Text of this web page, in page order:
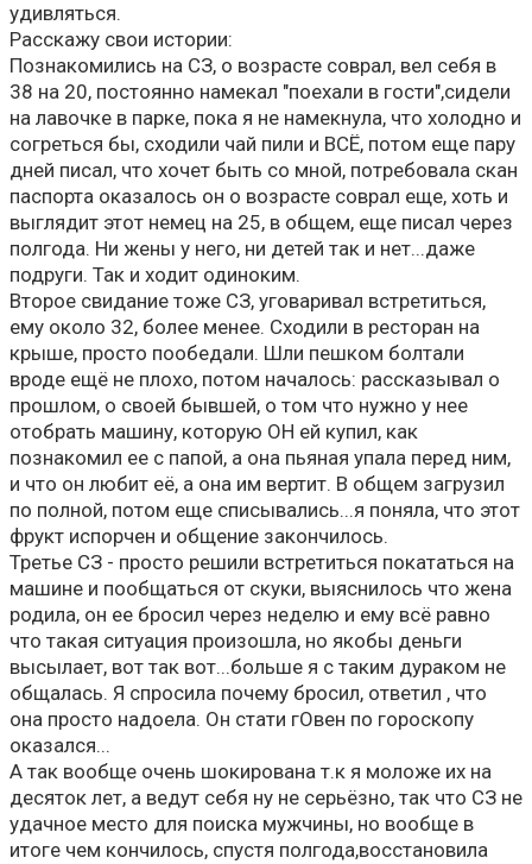
удивляться.
Расскажу свои истории:
Познакомились на СЗ, о возрасте соврал, вел себя в
38 на 20, постоянно намекал "поехали в гости",сидели
на лавочке в парке, пока я не намекнула, что холодно и
согреться бы, сходили чай пили и ВСЁ, потом еще пару
дней писал, что хочет быть со мной, потребовала скан
паспорта оказалось он о возрасте соврал еще, хоть и
выглядит этот немец на 25, в общем, еще писал через
полгода. Ни жены у него, ни детей так и нет...даже
подруги. Так и ходит одиноким.
Второе свидание тоже СЗ, уговаривал встретиться,
ему около 32, более менее. Сходили в ресторан на
крыше, просто пообедали. Шли пешком болтали
вроде ещё не плохо, потом началось: рассказывал о
прошлом, о своей бывшей, о том что нужно у нее
отобрать машину, которую ОН ей купил, как
познакомил ее с папой, а она пьяная упала перед ним,
и что он любит её, а она им вертит. В общем загрузил
по полной, потом еще списывались...я поняла, что этот
фрукт испорчен и общение закончилось.
Третье СЗ - просто решили встретиться покататься на
машине и пообщаться от скуки, выяснилось что жена
родила, он ее бросил через неделю и ему всё равно
что такая ситуация произошла, но якобы деньги
высылает, вот так вот...больше я с таким дураком не
общалась. Я спросила почему бросил, ответил , что
она просто надоела. Он стати гОвен по гороскопу
оказался...
А так вообще очень шокирована т.к я моложе их на
десяток лет, а ведут себя ну не серьёзно, так что СЗ не
удачное место для поиска мужчины, но вообще в
итоге чем кончилось, спустя полгода,восстановила